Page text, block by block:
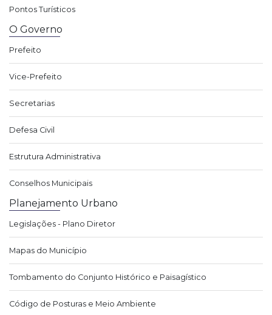
Pontos Turísticos
O Governo
Prefeito
Vice-Prefeito
Secretarias
Defesa Civil
Estrutura Administrativa
Conselhos Municipais
Planejamento Urbano
Legislações - Plano Diretor
Mapas do Município
Tombamento do Conjunto Histórico e Paisagístico
Código de Posturas e Meio Ambiente